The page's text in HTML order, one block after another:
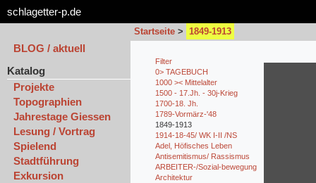
schlagetter-p.de
Startseite > 1849-1913
BLOG / aktuell
Katalog
Projekte
Topographien
Jahrestage Giessen
Lesung / Vortrag
Spielend
Stadtführung
Exkursion
Filter
0> TAGEBUCH
1000 >< Mittelalter
1500 - 17.Jh. - 30j-Krieg
1700-18. Jh.
1789-Vormärz-'48
1849-1913
1914-18-45/ WK I-II /NS
Adel, Höfisches Leben
Antisemitismus/ Rassismus
ARBEITER-/Sozial-bewegung
Architektur